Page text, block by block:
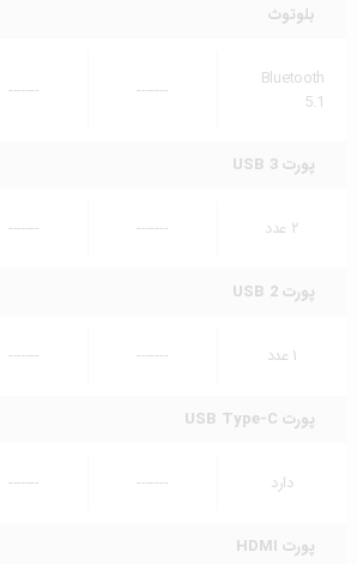
بلوتوث
Bluetooth
5.1
-------
-------
پورت USB 3
۲ عدد -------
-------
پورت USB 2
۱ عدد -------
-------
پورت USB Type-C
دارد -------
-------
پورت HDMI